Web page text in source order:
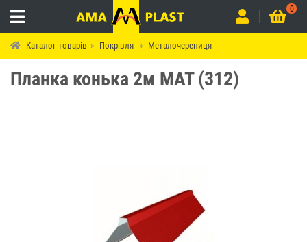
0
Каталог товарів Покрівля Металочерепиця
Планка конька 2м МАТ (312)